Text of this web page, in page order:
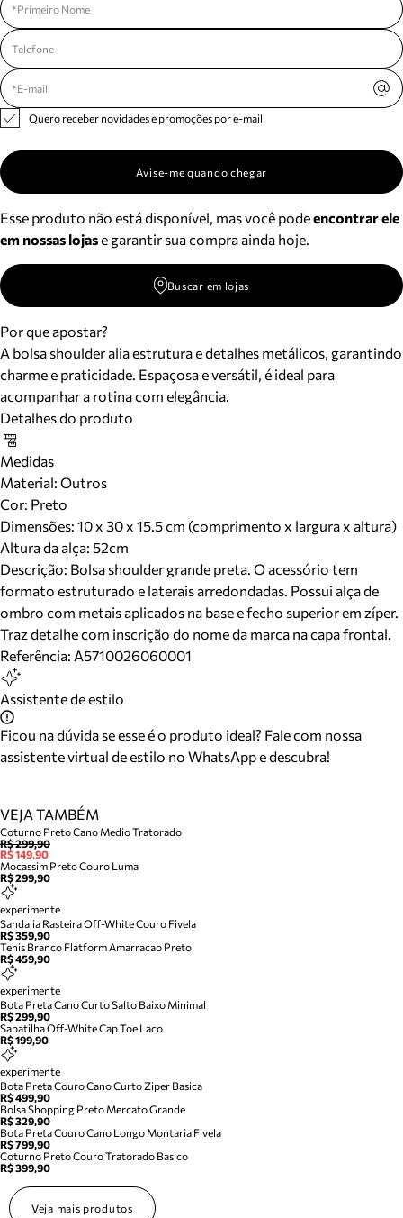
Quero receber novidades e promoções por e-mail
Avise-me quando chegar
Esse produto não está disponível, mas você podeencontrar ele
em nossas lojase garantir sua compra ainda hoje.
Buscar em lojas
Por que apostar?
A bolsa shoulder alia estrutura e detalhes metálicos, garantindo
charme e praticidade. Espaçosa e versátil, é ideal para
acompanhar a rotina com elegância.
Detalhes do produto
Medidas
Material: Outros
Cor: Preto
Dimensões: 10 x 30 x 15.5 cm (comprimento x largura x altura)
Altura da alça: 52cm
Descrição: Bolsa shoulder grande preta. O acessório tem
formato estruturado e laterais arredondadas. Possui alça de
ombro com metais aplicados na base e fecho superior em zíper.
Traz detalhe com inscrição do nome da marca na capa frontal.
Referência: A5710026060001
Assistente de estilo
Ficou na dúvida se esse é o produto ideal? Fale com nossa
assistente virtual de estilo no WhatsApp e descubra!
VEJA TAMBÉM
Coturno Preto Cano Medio Tratorado
R$ 299,90
R$ 149,90
Mocassim Preto Couro Luma
R$ 299,90
experimente
Sandalia Rasteira Off-White Couro Fivela
R$ 359,90
Tenis Branco Flatform Amarracao Preto
R$ 459,90
experimente
Bota Preta Cano Curto Salto Baixo Minimal
R$ 299,90
Sapatilha Off-White Cap Toe Laco
R$ 199,90
experimente
Bota Preta Couro Cano Curto Ziper Basica
R$ 499,90
Bolsa Shopping Preto Mercato Grande
R$ 329,90
Bota Preta Couro Cano Longo Montaria Fivela
R$ 799,90
Coturno Preto Couro Tratorado Basico
R$ 399,90
Veja mais produtos